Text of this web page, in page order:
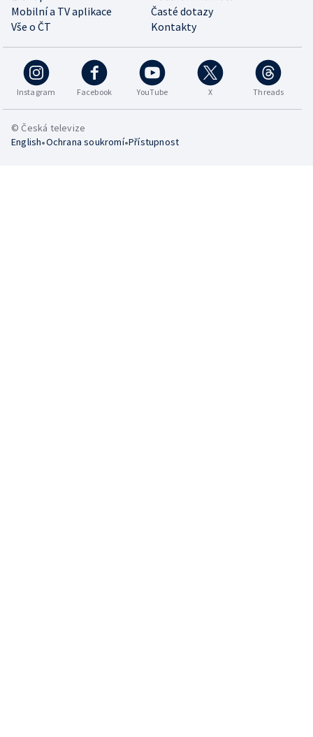
Mobilní a TV aplikace
Časté dotazy
Vše o ČT
Kontakty
Instagram Facebook YouTube X Threads
© Česká televize
English•Ochrana soukromí•Přístupnost